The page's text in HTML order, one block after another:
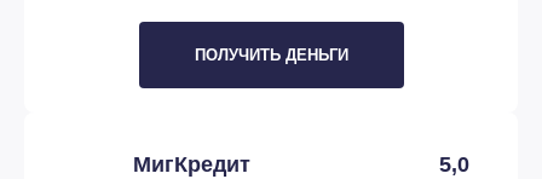
ПОЛУЧИТЬ ДЕНЬГИ
МигКредит 5,0